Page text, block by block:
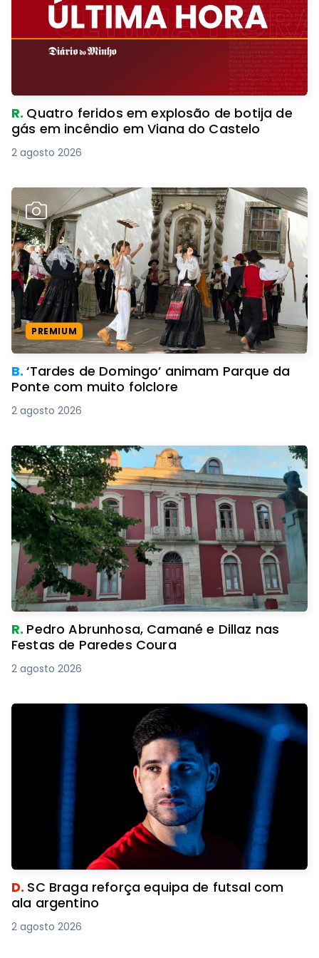
R. Quatro feridos em explosão de botija de
gás em incêndio em Viana do Castelo
2 agosto 2026
PREMIUM
B.‘Tardes de Domingo’ animam Parque da
Ponte com muito folclore
2 agosto 2026
R. Pedro Abrunhosa, Camané e Dillaz nas
Festas de Paredes Coura
2 agosto 2026
D. SC Braga reforça equipa de futsal com
ala argentino
2 agosto 2026